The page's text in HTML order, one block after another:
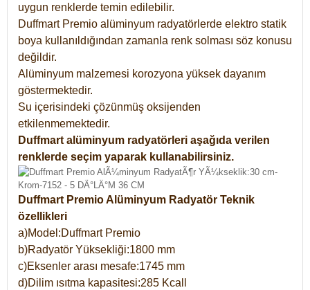
uygun renklerde temin edilebilir.
Duffmart Premio alüminyum radyatörlerde elektro statik
boya kullanıldığından zamanla renk solması söz konusu
değildir.
Alüminyum malzemesi korozyona yüksek dayanım
göstermektedir.
Su içerisindeki çözünmüş oksijenden
etkilenmemektedir.
Duffmart alüminyum radyatörleri aşağıda verilen
renklerde seçim yaparak kullanabilirsiniz.
Duffmart Premio Alüminyum Radyatör Teknik
özellikleri
a)Model:Duffmart Premio
b)Radyatör Yüksekliği:1800 mm
c)Eksenler arası mesafe:1745 mm
d)Dilim ısıtma kapasitesi:285 Kcall